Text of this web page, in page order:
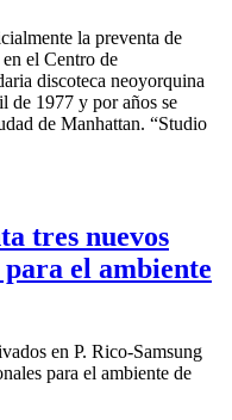
la preventa de
el Centro de
discoteca neoyorquina
de 1977 y por años se
de Manhattan. “Studio
tres nuevos
el ambiente
en P. Rico-Samsung
para el ambiente de